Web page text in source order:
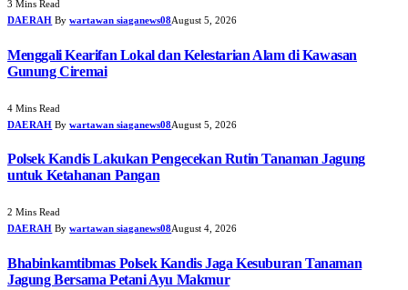
3 Mins Read
DAERAH By wartawan siaganews08August 5, 2026
Menggali Kearifan Lokal dan Kelestarian Alam di Kawasan
Gunung Ciremai
4 Mins Read
DAERAH By wartawan siaganews08August 5, 2026
Polsek Kandis Lakukan Pengecekan Rutin Tanaman Jagung
untuk Ketahanan Pangan
2 Mins Read
DAERAH By wartawan siaganews08August 4, 2026
Bhabinkamtibmas Polsek Kandis Jaga Kesuburan Tanaman
Jagung Bersama Petani Ayu Makmur